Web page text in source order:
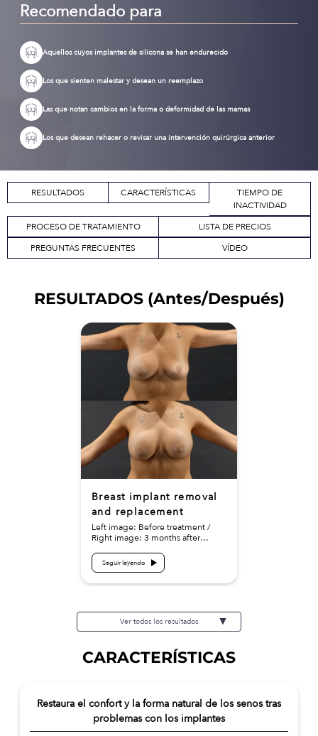
Recomendado para
Aquellos cuyos implantes de silicona se han endurecido
Los que sienten malestar y desean un reemplazo
Las que notan cambios en la forma o deformidad de las mamas
Los que desean rehacer o revisar una intervención quirúrgica anterior
RESULTADOS CARACTERÍSTICAS
TIEMPO DE
INACTIVIDAD
PROCESO DE TRATAMIENTO
LISTA DE PRECIOS
PREGUNTAS FRECUENTES
VÍDEO
RESULTADOS (Antes/Después)
Breast implant removal
and replacement
Left image: Before treatment /
Right image: 3 months after
removal with secondary breast
augmentation (silicone implants)
bruising, temporary discomfort,
asymmetry, capsular contracture,
infection, etc.
Seguir leyendo
Ver todos los resultados
CARACTERÍSTICAS
Restaura el confort y la forma natural de los senos tras
problemas con los implantes